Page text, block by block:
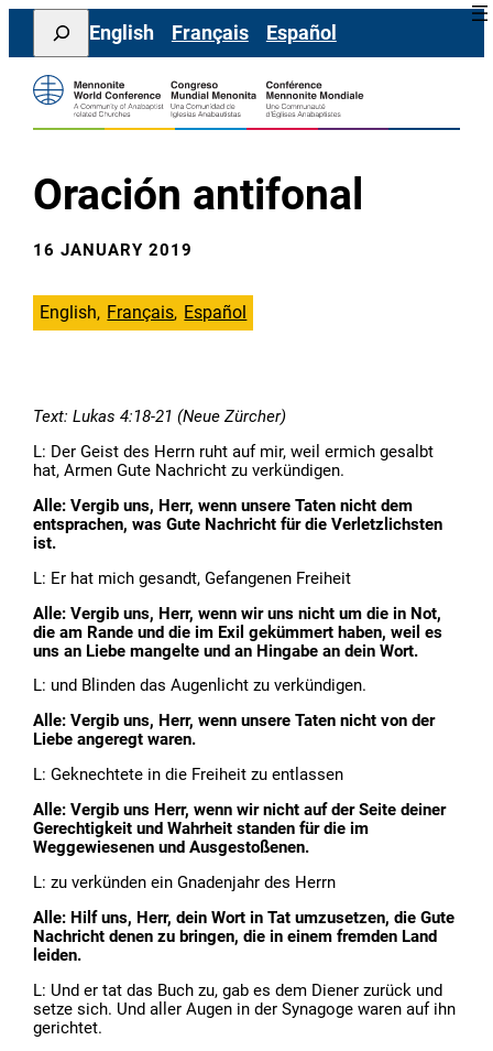
Skip
content
Search
English Français Español
Oración antifonal
16 JANUARY 2019
English Français Español
Text: Lukas 4:18-21 (Neue Zürcher)
L: Der Geist des Herrn ruht auf mir, weil ermich gesalbt
hat, Armen Gute Nachricht zu verkündigen.
Alle: Vergib uns, Herr, wenn unsere Taten nicht dem
entsprachen, was Gute Nachricht für die Verletzlichsten
ist.
L: Er hat mich gesandt, Gefangenen Freiheit
Alle: Vergib uns, Herr, wenn wir uns nicht um die in Not,
die am Rande und die im Exil gekümmert haben, weil es
uns an Liebe mangelte und an Hingabe an dein Wort.
L: und Blinden das Augenlicht zu verkündigen.
Alle: Vergib uns, Herr, wenn unsere Taten nicht von der
Liebe angeregt waren.
L: Geknechtete in die Freiheit zu entlassen
Alle: Vergib uns Herr, wenn wir nicht auf der Seite deiner
Gerechtigkeit und Wahrheit standen für die im
Weggewiesenen und Ausgestoßenen.
L: zu verkünden ein Gnadenjahr des Herrn
Alle: Hilf uns, Herr, dein Wort in Tat umzusetzen, die Gute
Nachricht denen zu bringen, die in einem fremden Land
leiden.
L: Und er tat das Buch zu, gab es dem Diener zurück und
setze sich. Und aller Augen in der Synagoge waren auf ihn
gerichtet.